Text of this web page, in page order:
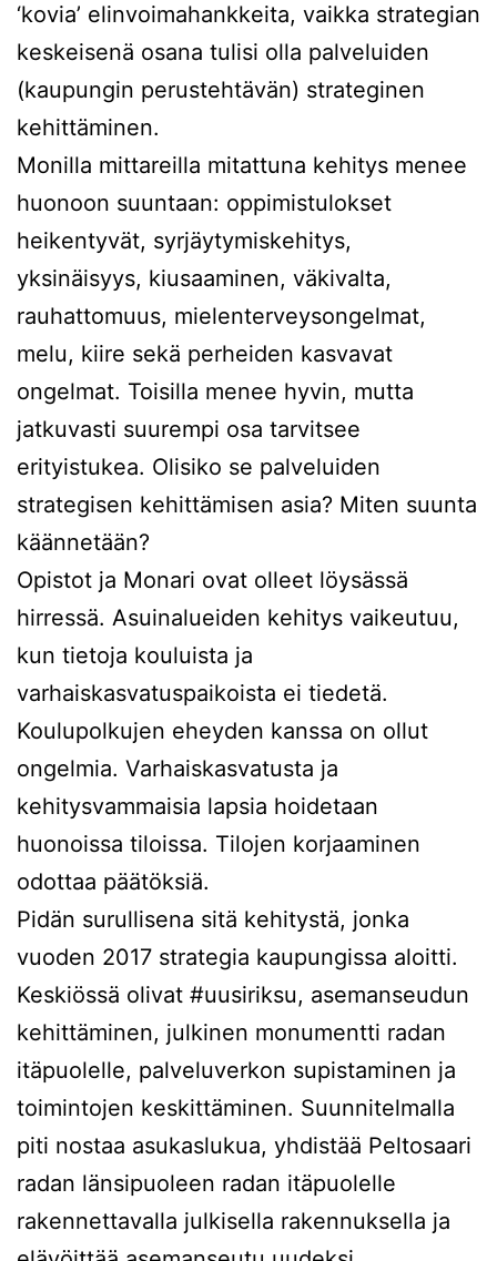
‘kovia’ elinvoimahankkeita, vaikka strategian
keskeisenä osana tulisi olla palveluiden
(kaupungin perustehtävän) strateginen
kehittäminen.
Monilla mittareilla mitattuna kehitys menee
huonoon suuntaan: oppimistulokset
heikentyvät, syrjäytymiskehitys,
yksinäisyys, kiusaaminen, väkivalta,
rauhattomuus, mielenterveysongelmat,
melu, kiire sekä perheiden kasvavat
ongelmat. Toisilla menee hyvin, mutta
jatkuvasti suurempi osa tarvitsee
erityistukea. Olisiko se palveluiden
strategisen kehittämisen asia? Miten suunta
käännetään?
Opistot ja Monari ovat olleet löysässä
hirressä. Asuinalueiden kehitys vaikeutuu,
kun tietoja kouluista ja
varhaiskasvatuspaikoista ei tiedetä.
Koulupolkujen eheyden kanssa on ollut
ongelmia. Varhaiskasvatusta ja
kehitysvammaisia lapsia hoidetaan
huonoissa tiloissa. Tilojen korjaaminen
odottaa päätöksiä.
Pidän surullisena sitä kehitystä, jonka
vuoden 2017 strategia kaupungissa aloitti.
Keskiössä olivat #uusiriksu, asemanseudun
kehittäminen, julkinen monumentti radan
itäpuolelle, palveluverkon supistaminen ja
toimintojen keskittäminen. Suunnitelmalla
piti nostaa asukaslukua, yhdistää Peltosaari
radan länsipuoleen radan itäpuolelle
rakennettavalla julkisella rakennuksella ja